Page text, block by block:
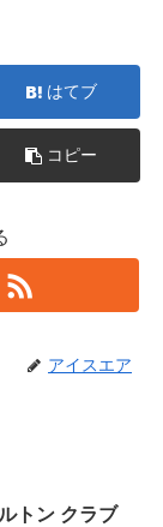
はてブ
コピー
アイスエア
トン クラブ